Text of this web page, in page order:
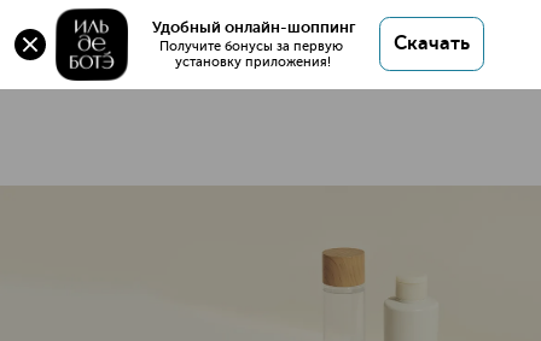
Удобный онлайн-шоппинг
Получите бонусы за первую
установку приложения!
Скачать
Наборы
71 товар